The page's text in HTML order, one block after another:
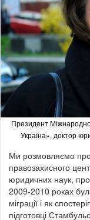
Президент
Україна», доктор
Ми розмовляємо
правозахисного
юридичних наук,
2009-2010 роках
міграції і як
підготовці